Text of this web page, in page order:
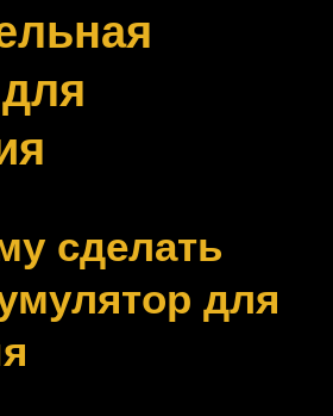
сделать
для